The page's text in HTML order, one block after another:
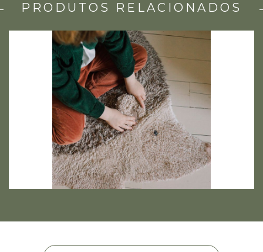
PRODUTOS RELACIONADOS